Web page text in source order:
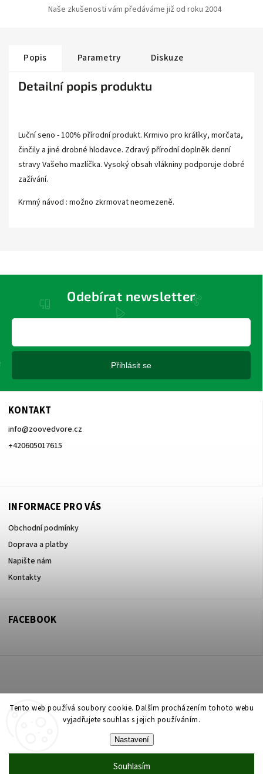
Tento web používá soubory cookie. Dalším procházením tohoto webu
vyjadřujete souhlas s jejich používáním.
Nastavení
Souhlasím
Naše zkušenosti vám předáváme již od roku 2004
Popis Parametry Diskuze
Detailní popis produktu
Luční seno - 100% přírodní produkt. Krmivo pro králíky, morčata,
činčily a jiné drobné hlodavce. Zdravý přírodní doplněk denní
stravy Vašeho mazlíčka. Vysoký obsah vlákniny podporuje dobré
zažívání.
Krmný návod : možno zkrmovat neomezeně.
KONTAKT
info@zoovedvore.cz
+420605017615
INFORMACE PRO VÁS
Obchodní podmínky
Doprava a platby
Napište nám
Kontakty
Odebírat newsletter
Přihlásit se
FACEBOOK
Vytvořil Shoptet
Copyright 2026 ZOO ve dvoře Praha 5. Všechna práva vyhrazena.
Upravit nastavení cookies
Shoptet| Design